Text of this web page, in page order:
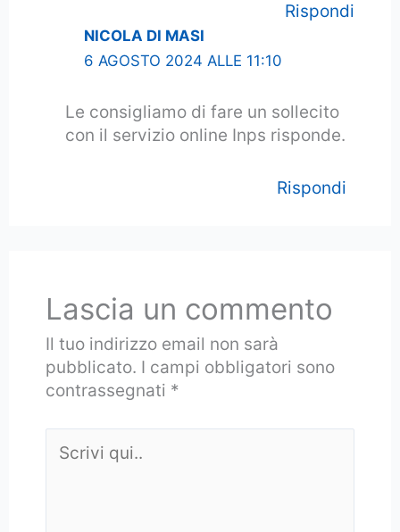
Rispondi
NICOLA DI MASI
6 AGOSTO 2024 ALLE 11:10
Le consigliamo di fare un sollecito
con il servizio online Inps risponde.
Rispondi
Lascia un commento
Il tuo indirizzo email non sarà
pubblicato. I campi obbligatori sono
contrassegnati *
qui..